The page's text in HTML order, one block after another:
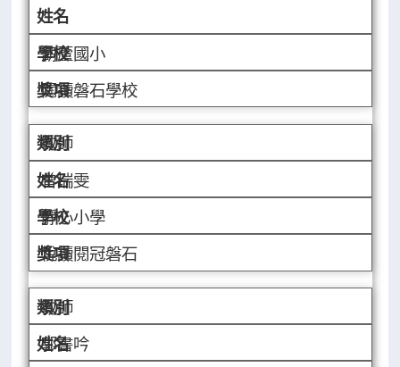
葫蘆國小
閱讀磐石學校
教師
曾瑞雯
靜心小學
悅讀閱冠磐石
教師
郭書吟